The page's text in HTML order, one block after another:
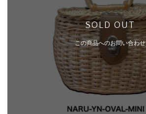
SOLD OUT
この商品へのお問い合わせ